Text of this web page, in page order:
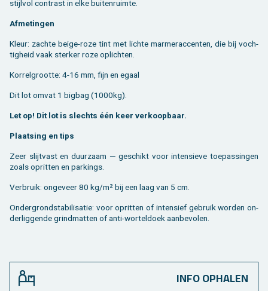
stijl­vol con­trast in elke bui­ten­ruim­te.
Af­me­tin­gen
Kleur: zach­te beige-roze tint met lich­te mar­mer­ac­cen­ten, die bij voch­
tig­heid vaak ster­ker roze op­lich­ten.
Kor­rel­groot­te: 4-16 mm, fijn en egaal
Dit lot omvat 1 big­bag (1000kg).
Let op! Dit lot is slechts één keer ver­koop­baar.
Plaat­sing en tips
Zeer slijt­vast en duur­zaam — ge­schikt voor in­ten­sie­ve toe­pas­sin­gen
zoals op­rit­ten en par­kings.
Ver­bruik: on­ge­veer 80 kg/m² bij een laag van 5 cm.
On­der­grondsta­bi­li­sa­tie: voor op­rit­ten of in­ten­sief ge­bruik wor­den on­
der­lig­gen­de grind­mat­ten of anti-wor­tel­doek aan­be­vo­len.
INFO OPHALEN